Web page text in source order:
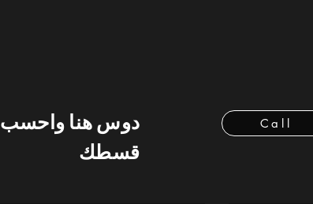
دوس هنا واحسب
قسطك
Call